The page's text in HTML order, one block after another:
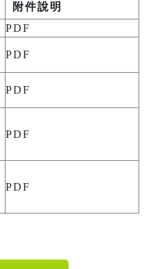
附件說明
PDF
PDF
PDF
PDF
PDF